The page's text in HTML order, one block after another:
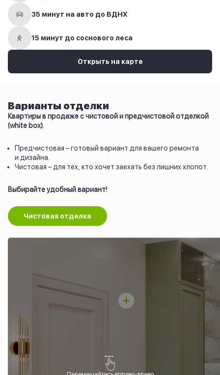
35 минут на авто до ВДНХ
15 минут до соснового леса
Открыть на карте
Варианты отделки
Квартиры в продаже с чистовой и предчистовой отделкой
(white box).
Предчистовая – готовый вариант для вашего ремонта
и дизайна.
Чистовая – для тех, кто хочет заехать без лишних хлопот.
Выбирайте удобный вариант!
Чистовая отделка